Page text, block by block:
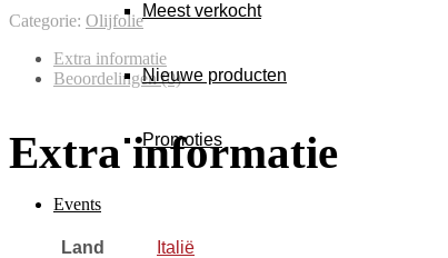
Meest verkocht
Nieuwe producten
Promoties
Events
Categorie: Olijfolie
Extra informatie
Beoordelingen (0)
Extra informatie
Land Italië